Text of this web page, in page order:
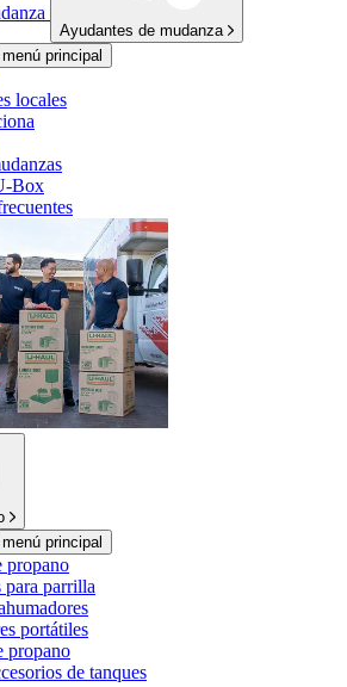
Ayudantes de mudanza
principal
locales
Box
principal
propano
para parrilla
portátiles
propano
de tanques